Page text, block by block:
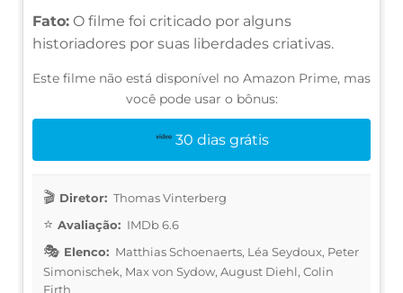
Fato: O filme foi criticado por alguns
historiadores por suas liberdades criativas.
Este filme não está disponível no Amazon Prime, mas
você pode usar o bônus:
30 dias grátis
Diretor: Thomas Vinterberg
Avaliação: IMDb 6.6
Elenco: Matthias Schoenaerts, Léa Seydoux, Peter
Simonischek, Max von Sydow, August Diehl, Colin
Firth